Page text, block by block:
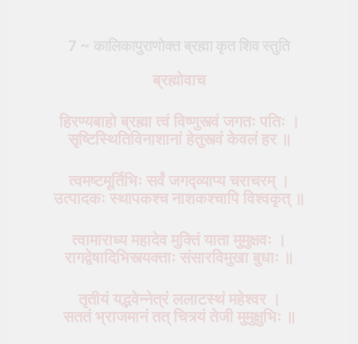
ब्रह्मोवाच
हिरण्यबाहो ब्रह्मा त्वं विष्णुस्त्वं जगतः पतिः ।
सृष्टिस्थितिविनाशानां हेतुस्त्वं केवलं हर ॥
त्वमष्टमूर्तिभिः सर्वं जगद्व्याप्य चराचरम् ।
उत्पादकः स्थापकश्च नाशकश्चापि विश्वकृत् ॥
त्वामाराध्य महादेव मुक्तिं याता मुमुक्षवः ।
रागद्वेषादिभिस्त्यक्ताः संसारविमुखा बुधाः ॥
तृतीयं यद्भवेन्नेत्रं ललाटस्थं महेश्वर ।
सततं भ्राजमानं तत् चित्र्यं तेजी मुमुक्षुभिः ॥